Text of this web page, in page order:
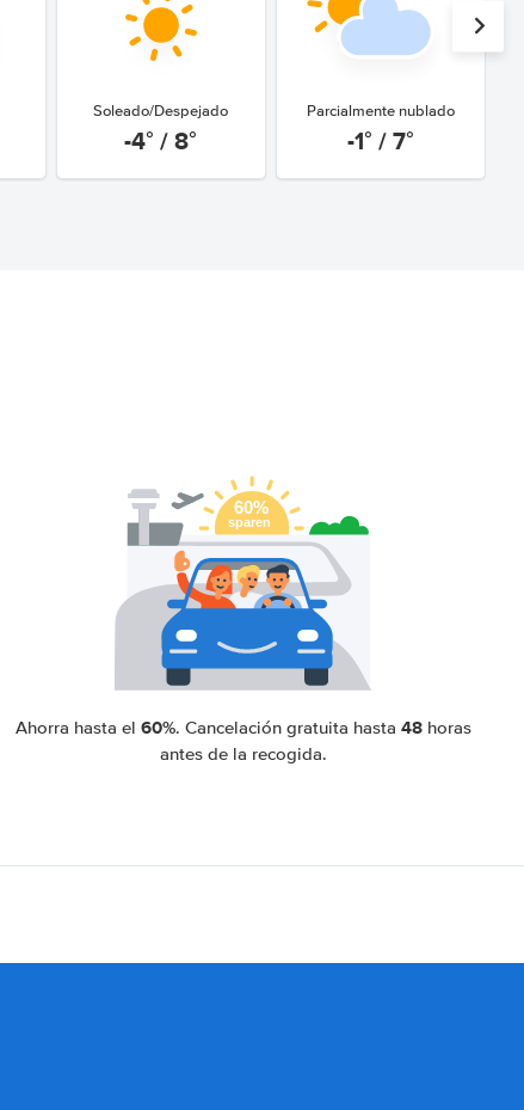
Soleado/Despejado
-4° / 8°
Parcialmente nublado
-1° / 7°
Ahorra hasta el 60%. Cancelación gratuita hasta 48horas
antes de la recogida.